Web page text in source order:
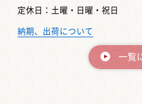
定休日：土曜・日曜・祝日
納期、出荷について
一覧